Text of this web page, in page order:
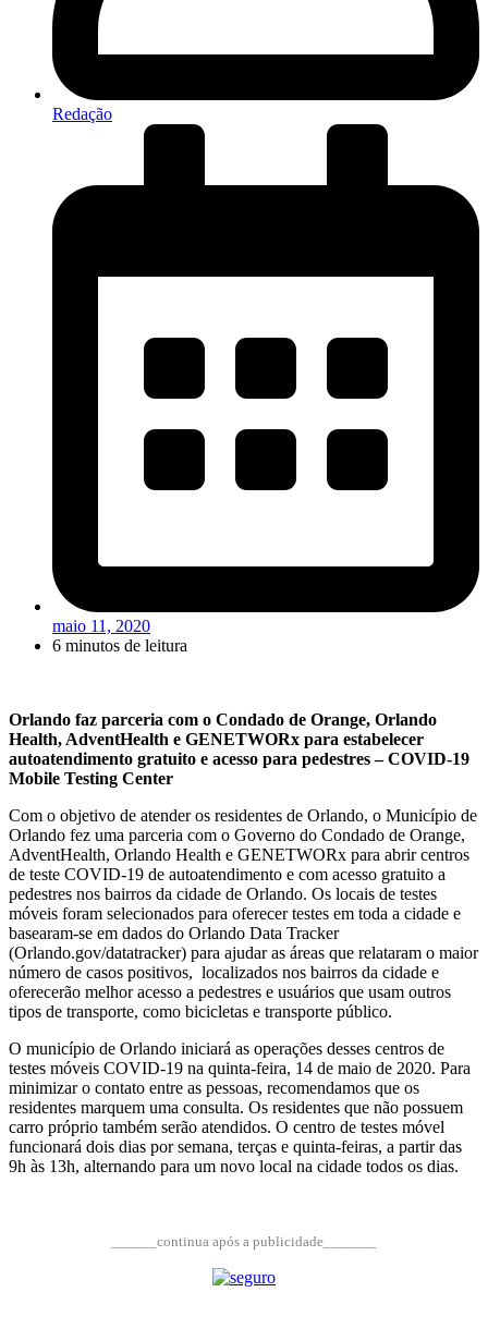
Redação
maio 11, 2020
6 minutos de leitura
Orlando faz parceria com o Condado de Orange, Orlando
Health, AdventHealth e GENETWORx para estabelecer
autoatendimento gratuito e acesso para pedestres – COVID-19
Mobile Testing Center
Com o objetivo de atender os residentes de Orlando, o Município de
Orlando fez uma parceria com o Governo do Condado de Orange,
AdventHealth, Orlando Health e GENETWORx para abrir centros
de teste COVID-19 de autoatendimento e com acesso gratuito a
pedestres nos bairros da cidade de Orlando. Os locais de testes
móveis foram selecionados para oferecer testes em toda a cidade e
basearam-se em dados do Orlando Data Tracker
(Orlando.gov/datatracker) para ajudar as áreas que relataram o maior
número de casos positivos, localizados nos bairros da cidade e
oferecerão melhor acesso a pedestres e usuários que usam outros
tipos de transporte, como bicicletas e transporte público.
O município de Orlando iniciará as operações desses centros de
testes móveis COVID-19 na quinta-feira, 14 de maio de 2020. Para
minimizar o contato entre as pessoas, recomendamos que os
residentes marquem uma consulta. Os residentes que não possuem
carro próprio também serão atendidos. O centro de testes móvel
funcionará dois dias por semana, terças e quinta-feiras, a partir das
9h às 13h, alternando para um novo local na cidade todos os dias.
______continua após a publicidade_______